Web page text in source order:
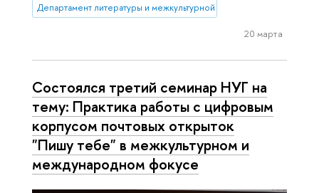
Департамент литературы и межкультурной коммуникации
20 марта
Состоялся третий семинар НУГ на
тему: Практика работы с цифровым
корпусом почтовых открыток
"Пишу тебе" в межкультурном и
международном фокусе